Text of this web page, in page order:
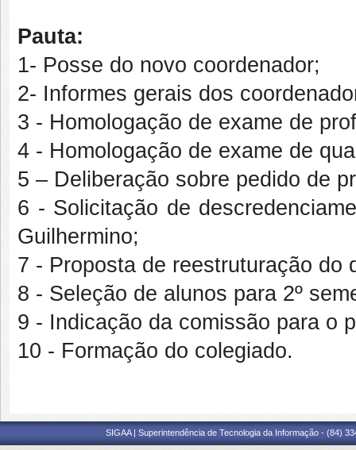
Pauta:
1- Posse do novo coordenador;
2- Informes gerais dos
3 - Homologação de exame de
4 - Homologação de exame de
5 – Deliberação sobre pedido de
6 - Solicitação de
Guilhermino;
7 - Proposta de reestruturação do
8 - Seleção de alunos para 2º
9 - Indicação da comissão para o
10 - Formação do colegiado.
SIGAA | Superintendência de Tecnologia da Informação - (84)